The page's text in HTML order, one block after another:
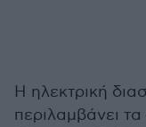
Η ηλεκτρική
περιλαμβάνει τα